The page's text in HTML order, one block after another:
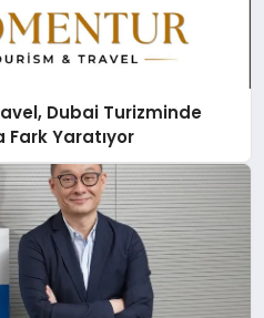
Dubai Turizminde
Fark Yaratıyor